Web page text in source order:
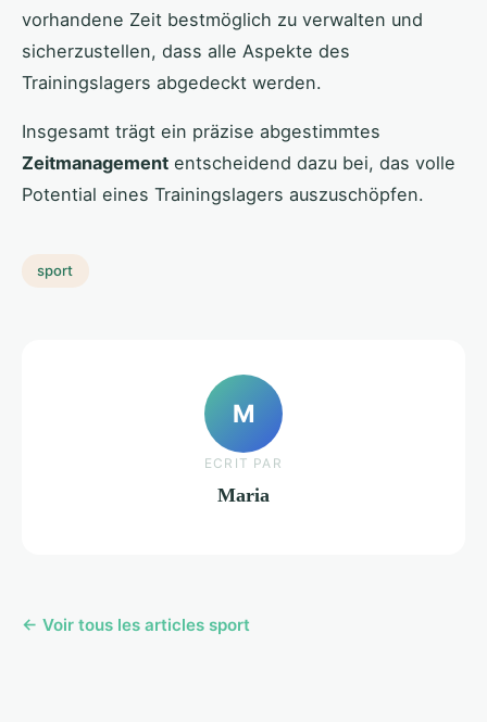
vorhandene Zeit bestmöglich zu verwalten und
sicherzustellen, dass alle Aspekte des
Trainingslagers abgedeckt werden.
Insgesamt trägt ein präzise abgestimmtes
Zeitmanagement entscheidend dazu bei, das volle
Potential eines Trainingslagers auszuschöpfen.
sport
M
ECRIT PAR
Maria
← Voir tous les articles sport